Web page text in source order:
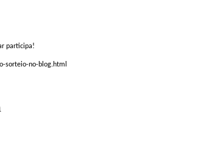
participa!
sorteio-no-blog.html